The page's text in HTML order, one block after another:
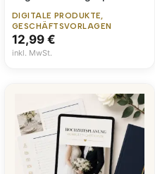
DIGITALE PRODUKTE
GESCHÄFTSVORLAGEN
12,99 €
inkl. MwSt.